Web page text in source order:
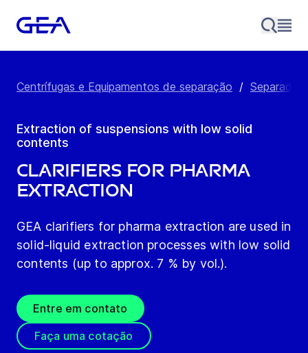
Centrífugas e Equipamentos de separação / Separador
Extraction of suspensions with low solid
contents
Clarifiers for Pharma
Extraction
GEA clarifiers for pharma extraction are used in
solid-liquid extraction processes with low solid
contents (up to approx. 7 % by vol.).
Entre em contato
Faça uma cotação